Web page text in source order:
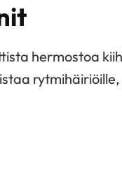
hermostoa
rytmihäiriöille,